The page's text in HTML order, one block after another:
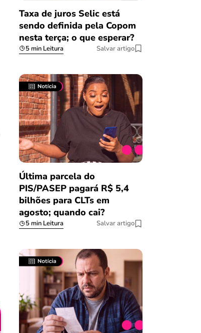
Taxa de juros Selic está
sendo definida pela Copom
nesta terça; o que esperar?
5 min Leitura Salvar artigo
Última parcela do
PIS/PASEP pagará R$ 5,4
bilhões para CLTs em
agosto; quando cai?
5 min Leitura Salvar artigo